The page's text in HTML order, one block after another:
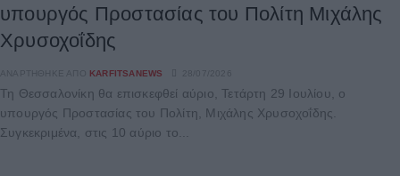
υπουργός Προστασίας του Πολίτη Μιχάλης
Χρυσοχοΐδης
ΑΝΑΡΤΉΘΗΚΕ ΑΠΌ KARFITSANEWS
Τη Θεσσαλονίκη θα επισκεφθεί αύριο, Τετάρτη 29 Ιουλίου, ο
υπουργός Προστασίας του Πολίτη, Μιχάλης Χρυσοχοΐδης.
Συγκεκριμένα, στις 10 αύριο το...